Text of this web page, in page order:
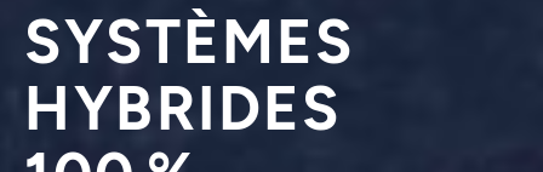
SYSTÈMES
HYBRIDES